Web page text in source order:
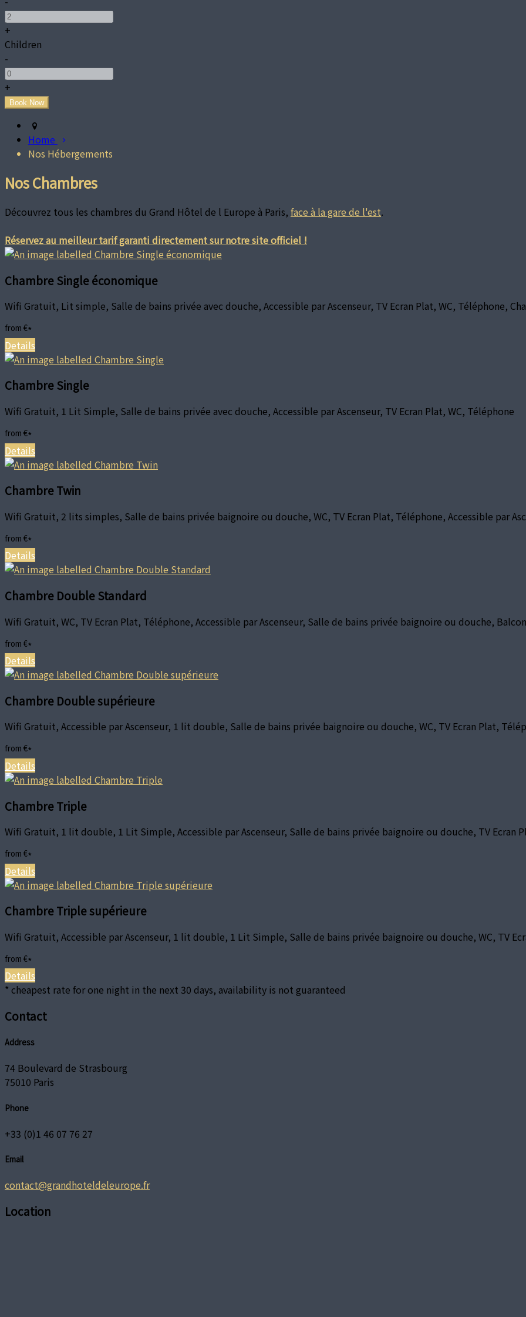
+
Children
-
+
Home
Nos Hébergements
Nos Chambres
Découvrez tous les chambres du Grand Hôtel de l Europe à Paris, face à la gare de l'est.
Réservez au meilleur tarif garanti directement sur notre site officiel !
Chambre Single économique
Wifi Gratuit, Lit simple, Salle de bains privée avec douche, Accessible par Ascenseur, TV Ecran Plat, WC, Téléphone,
from €*
Details
Chambre Single
Wifi Gratuit, 1 Lit Simple, Salle de bains privée avec douche, Accessible par Ascenseur, TV Ecran Plat, WC, Téléphone
from €*
Details
Chambre Twin
Wifi Gratuit, 2 lits simples, Salle de bains privée baignoire ou douche, WC, TV Ecran Plat, Téléphone, Accessible par
from €*
Details
Chambre Double Standard
Wifi Gratuit, WC, TV Ecran Plat, Téléphone, Accessible par Ascenseur, Salle de bains privée baignoire ou douche,
from €*
Details
Chambre Double supérieure
Wifi Gratuit, Accessible par Ascenseur, 1 lit double, Salle de bains privée baignoire ou douche, WC, TV Ecran Plat,
from €*
Details
Chambre Triple
Wifi Gratuit, 1 lit double, 1 Lit Simple, Accessible par Ascenseur, Salle de bains privée baignoire ou douche, TV Ecran
from €*
Details
Chambre Triple supérieure
Wifi Gratuit, Accessible par Ascenseur, 1 lit double, 1 Lit Simple, Salle de bains privée baignoire ou douche, WC, TV
from €*
Details
* cheapest rate for one night in the next 30 days, availability is not guaranteed
Contact
Address
74 Boulevard de Strasbourg
75010 Paris
Phone
+33 (0)1 46 07 76 27
Email
contact@grandhoteldeleurope.fr
Location